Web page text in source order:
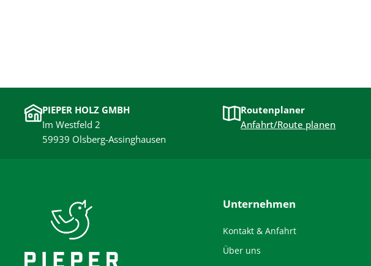
PIEPER HOLZ GMBH
Im Westfeld 2
59939 Olsberg-Assinghausen
Routenplaner
Anfahrt/Route planen
Unternehmen
Kontakt & Anfahrt
Über uns